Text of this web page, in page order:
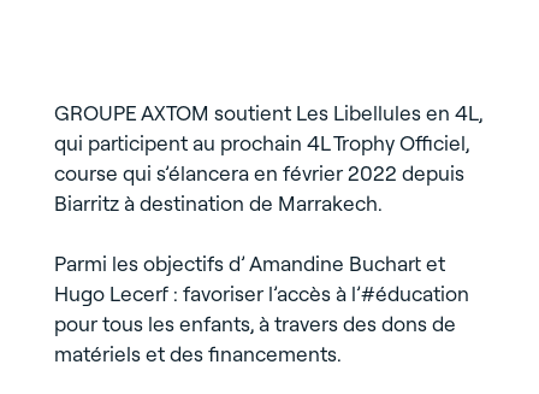
GROUPE AXTOM soutient Les Libellules en 4L,
qui participent au prochain 4L Trophy Officiel,
course qui s’élancera en février 2022 depuis
Biarritz à destination de Marrakech.
Parmi les objectifs d’ Amandine Buchart et
Hugo Lecerf : favoriser l’accès à l’#éducation
pour tous les enfants, à travers des dons de
matériels et des financements.